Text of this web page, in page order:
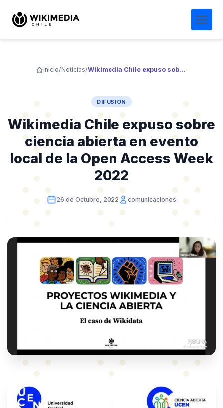
Inicio/Noticias/ Wikimedia Chile expuso sobre ciencia abierta en evento local de la Open Access Week 2022
DIFUSIÓN
Wikimedia Chile expuso sobre
ciencia abierta en evento
local de la Open Access Week
2022
26 de Octubre, 2022 comunicaciones